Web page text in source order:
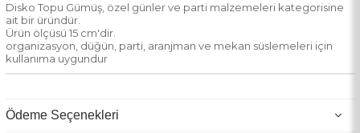
Disko Topu Gümüş, özel günler ve parti malzemeleri kategorisine
ait bir üründür.
Ürün ölçüsü 15 cm'dir.
organizasyon, düğün, parti, aranjman ve mekan süslemeleri için
kullanıma uygundur
Ödeme Seçenekleri